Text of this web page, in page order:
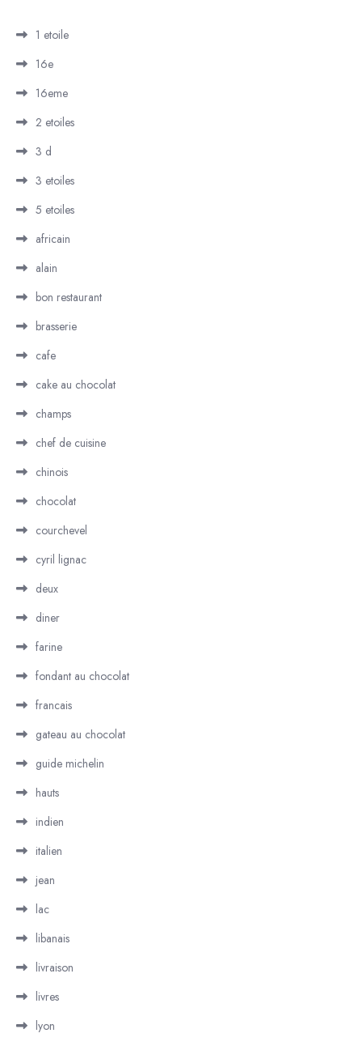
1 etoile
16e
16eme
2 etoiles
3 d
3 etoiles
5 etoiles
africain
alain
bon restaurant
brasserie
cafe
cake au chocolat
champs
chef de cuisine
chinois
chocolat
courchevel
cyril lignac
deux
diner
farine
fondant au chocolat
francais
gateau au chocolat
guide michelin
hauts
indien
italien
jean
lac
libanais
livraison
livres
lyon